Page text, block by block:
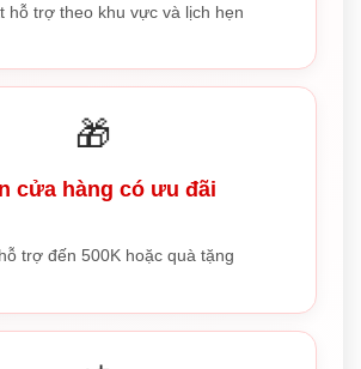
hỗ trợ theo khu vực và lịch hẹn
🎁
cửa hàng có ưu đãi
trợ đến 500K hoặc quà tặng